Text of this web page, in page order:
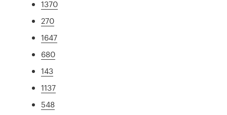
1370
270
1647
680
143
1137
548